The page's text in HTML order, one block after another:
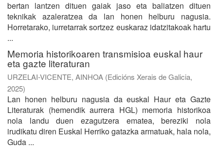
bertan lantzen dituen gaiak jaso eta baliatzen dituen
teknikak azaleratzea da lan honen helburu nagusia.
Horretarako, iurretarrak sortzez euskaraz idatzitakoak hartu
...
Memoria historikoaren transmisioa euskal haur
eta gazte literaturan
URZELAI-VICENTE, AINHOA (Edicións Xerais de Galicia,
2025)
Lan honen helburu nagusia da euskal Haur eta Gazte
Literaturak (hemendik aurrera HGL) memoria historikoa
nola landu duen ezagutzera ematea, bereziki nola
irudikatu diren Euskal Herriko gatazka armatuak, hala nola,
Guda ...